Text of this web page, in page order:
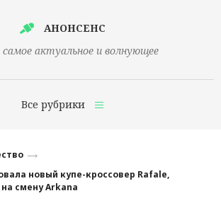
АНОНСЕНС
самое актуальное и волнующее
Все рубрики
новый купе-кроссовер Rafale,
смену Arkana